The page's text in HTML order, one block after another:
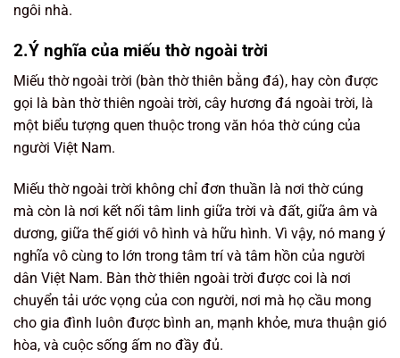
ngôi nhà.
2.Ý nghĩa của miếu thờ ngoài trời
Miếu thờ ngoài trời (bàn thờ thiên bằng đá), hay còn được
gọi là bàn thờ thiên ngoài trời, cây hương đá ngoài trời, là
một biểu tượng quen thuộc trong văn hóa thờ cúng của
người Việt Nam.
Miếu thờ ngoài trời không chỉ đơn thuần là nơi thờ cúng
mà còn là nơi kết nối tâm linh giữa trời và đất, giữa âm và
dương, giữa thế giới vô hình và hữu hình. Vì vậy, nó mang ý
nghĩa vô cùng to lớn trong tâm trí và tâm hồn của người
dân Việt Nam. Bàn thờ thiên ngoài trời được coi là nơi
chuyển tải ước vọng của con người, nơi mà họ cầu mong
cho gia đình luôn được bình an, mạnh khỏe, mưa thuận gió
hòa, và cuộc sống ấm no đầy đủ.